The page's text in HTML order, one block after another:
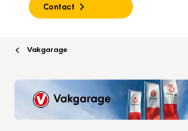
Contact
Vakgarage